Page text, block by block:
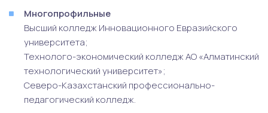
Многопрофильные
Высший колледж Инновационного Евразийского
университета;
Технолого-экономический колледж АО «Алматинский
технологический университет»;
Северо-Казахстанский профессионально-
педагогический колледж.